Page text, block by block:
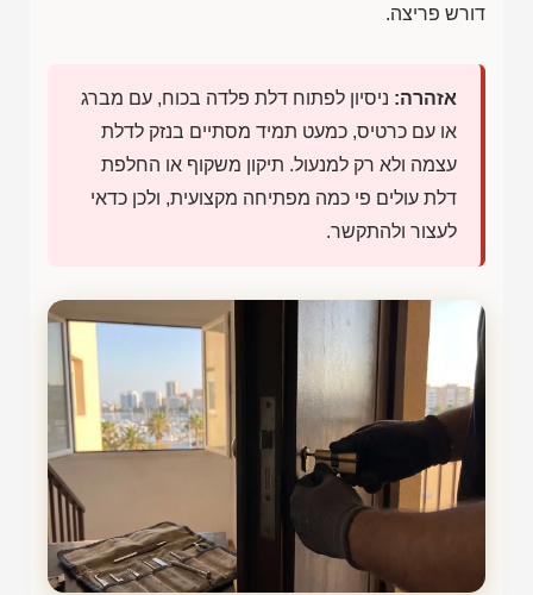
דורש פריצה.
אזהרה: ניסיון לפתוח דלת פלדה בכוח, עם מברג
או עם כרטיס, כמעט תמיד מסתיים בנזק לדלת
עצמה ולא רק למנעול. תיקון משקוף או החלפת
דלת עולים פי כמה מפתיחה מקצועית, ולכן כדאי
לעצור ולהתקשר.